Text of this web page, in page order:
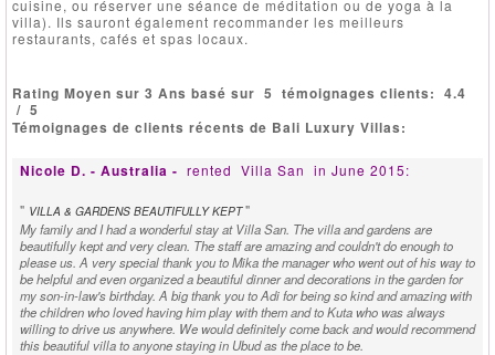
cuisine, ou réserver une séance de méditation ou de yoga à la
villa). Ils sauront également recommander les meilleurs
restaurants, cafés et spas locaux.
Rating Moyen sur 3 Ans basé sur 5 témoignages clients: 4.4
/ 5
Témoignages de clients récents de Bali Luxury Villas:
Nicole D. - Australia - rented Villa San in June 2015:
" VILLA & GARDENS BEAUTIFULLY KEPT"
My family and I had a wonderful stay at Villa San. The villa and gardens are
beautifully kept and very clean. The staff are amazing and couldn't do enough to
please us. A very special thank you to Mika the manager who went out of his way to
be helpful and even organized a beautiful dinner and decorations in the garden for
my son-in-law's birthday. A big thank you to Adi for being so kind and amazing with
the children who loved having him play with them and to Kuta who was always
willing to drive us anywhere. We would definitely come back and would recommend
this beautiful villa to anyone staying in Ubud as the place to be.